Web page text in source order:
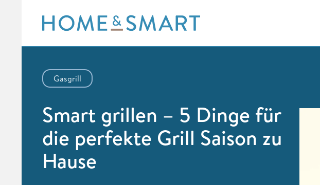
content
Gasgrill
Smart grillen – 5 Dinge für
die perfekte Grill Saison zu
Hause